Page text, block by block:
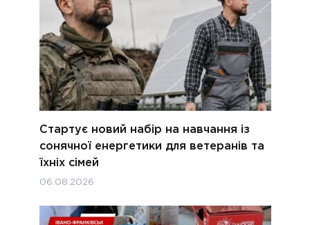
Стартує новий набір на навчання із
сонячної енергетики для ветеранів та
їхніх сімей
06.08.2026